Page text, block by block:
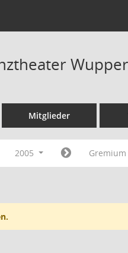
Mitglieder
2005